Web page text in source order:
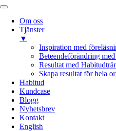
Om oss
Tjänster
▼
Inspiration med
Beteendeförändring
Resultat med
Skapa resultat för hela
Habitud
Kundcase
Blogg
Nyhetsbrev
Kontakt
English